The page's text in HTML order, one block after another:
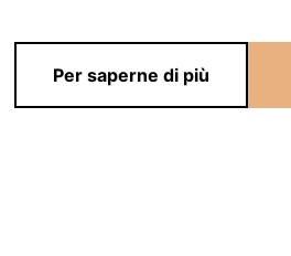
Per saperne di più